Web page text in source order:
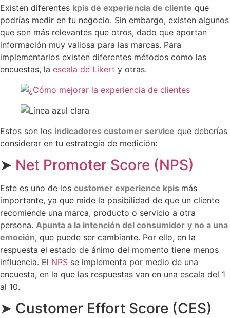
Existen diferentes kpis de experiencia de cliente que
podrías medir en tu negocio. Sin embargo, existen algunos
que son más relevantes que otros, dado que aportan
información muy valiosa para las marcas. Para
implementarlos existen diferentes métodos como las
encuestas, la escala de Likert y otras.
Estos son los indicadores customer service que deberías
considerar en tu estrategia de medición:
➤ Net Promoter Score (NPS)
Este es uno de los customer experience kpis más
importante, ya que mide la posibilidad de que un cliente
recomiende una marca, producto o servicio a otra
persona. Apunta a la intención del consumidor y no a una
emoción, que puede ser cambiante. Por ello, en la
respuesta el estado de ánimo del momento tiene menos
influencia. El NPS se implementa por medio de una
encuesta, en la que las respuestas van en una escala del 1
al 10.
➤ Customer Effort Score (CES)